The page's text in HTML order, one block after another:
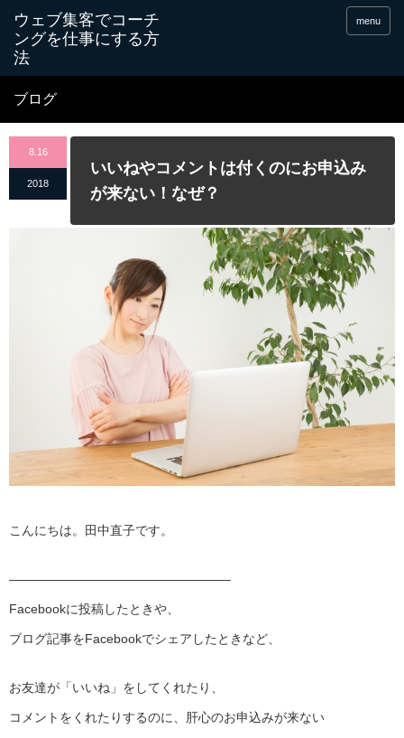
menu
ブログ
8.16
2018
いいねやコメントは付くのにお申込み
が来ない！なぜ？
こんにちは。田中直子です。
—————————————————–
Facebookに投稿したときや、
ブログ記事をFacebookでシェアしたときなど、
お友達が「いいね」をしてくれたり、
コメントをくれたりするのに、肝心のお申込みが来ない